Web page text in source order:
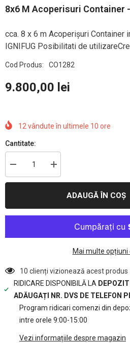
8x6 M Acoperisuri Container
cca. 8 x 6 m Acoperișuri Container
IGNIFUG Posibilitati de
Cod Produs: CO1282
9.800,00 lei
12 vândute în ultimele 10 ore
Cantitate:
Reduceți
cantitatea
pentru
Container
-
Creșteți
cantitatea
pentru
Container
-
ADAUGĂ ÎN COȘ
Mai multe opțiuni
10 clienți vizionează acest produs
RIDICARE DISPONIBILĂ LA
ADĂUGAȚI NR. DVS DE TELEFON
Program ridicari comenzi din
intre orele 9:00-15:00
Vezi informațiile despre magazin